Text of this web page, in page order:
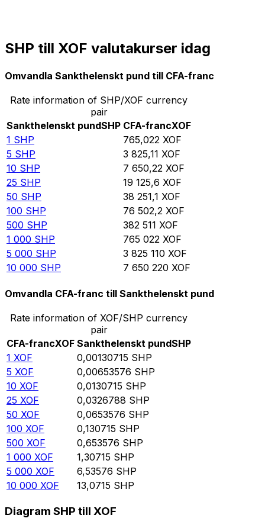
SHP till XOF valutakurser idag
Omvandla Sankthelenskt pund till CFA-franc
Rate information of SHP/XOF currency
pair
Sankthelenskt pundSHP CFA-francXOF
1 SHP 765,022 XOF
5 SHP 3 825,11 XOF
10 SHP 7 650,22 XOF
25 SHP 19 125,6 XOF
50 SHP 38 251,1 XOF
100 SHP 76 502,2 XOF
500 SHP 382 511 XOF
1 000 SHP 765 022 XOF
5 000 SHP 3 825 110 XOF
10 000 SHP 7 650 220 XOF
Omvandla CFA-franc till Sankthelenskt pund
Rate information of XOF/SHP currency
pair
CFA-francXOF Sankthelenskt pundSHP
1 XOF 0,00130715 SHP
5 XOF 0,00653576 SHP
10 XOF 0,0130715 SHP
25 XOF 0,0326788 SHP
50 XOF 0,0653576 SHP
100 XOF 0,130715 SHP
500 XOF 0,653576 SHP
1 000 XOF 1,30715 SHP
5 000 XOF 6,53576 SHP
10 000 XOF 13,0715 SHP
Diagram SHP till XOF